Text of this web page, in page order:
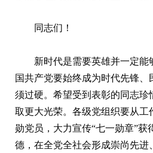
同志们！
新时代是需要英雄并一定能
国共产党要始终成为时代先锋
须过硬。希望受到表彰的同志珍
取更大光荣。各级党组织要从工
勋党员，大力宣传“七一勋章”获
德，在全党全社会形成崇尚先进